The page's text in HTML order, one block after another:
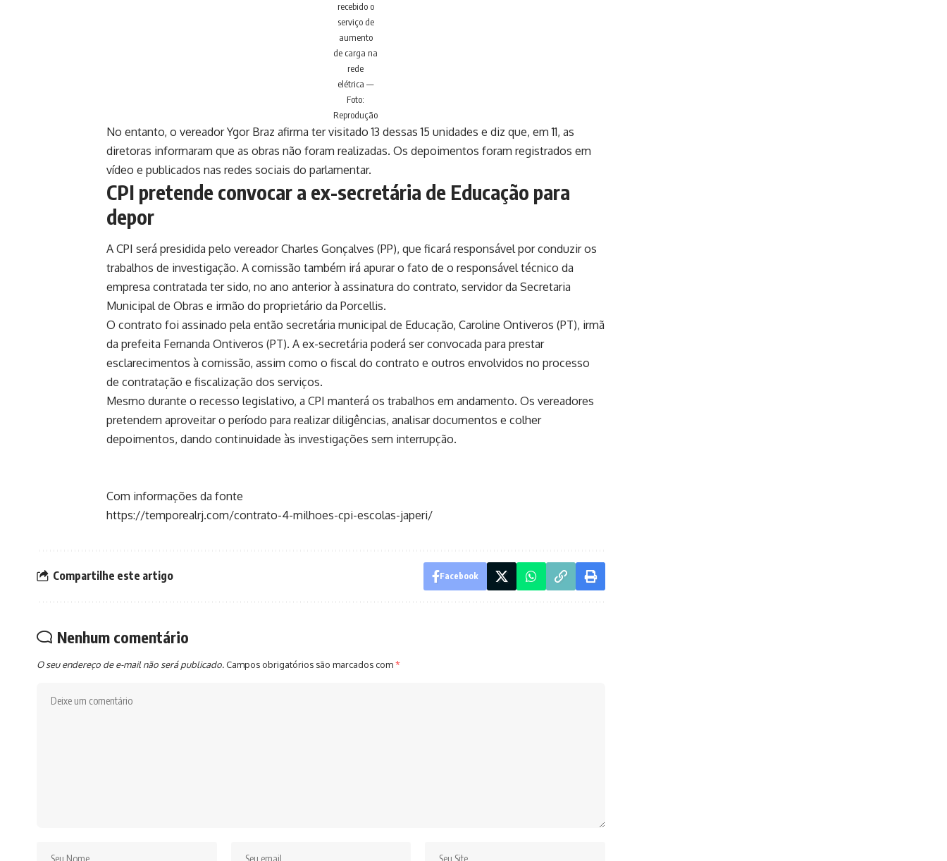
recebido o
serviço de
aumento
de carga na
rede
elétrica —
Foto:
Reprodução
No entanto, o vereador Ygor Braz afirma ter visitado 13 dessas 15 unidades e diz que, em 11, as
diretoras informaram que as obras não foram realizadas. Os depoimentos foram registrados em
vídeo e publicados nas redes sociais do parlamentar.
CPI pretende convocar a ex-secretária de Educação para
depor
A CPI será presidida pelo vereador Charles Gonçalves (PP), que ficará responsável por conduzir os
trabalhos de investigação. A comissão também irá apurar o fato de o responsável técnico da
empresa contratada ter sido, no ano anterior à assinatura do contrato, servidor da Secretaria
Municipal de Obras e irmão do proprietário da Porcellis.
O contrato foi assinado pela então secretária municipal de Educação, Caroline Ontiveros (PT), irmã
da prefeita Fernanda Ontiveros (PT). A ex-secretária poderá ser convocada para prestar
esclarecimentos à comissão, assim como o fiscal do contrato e outros envolvidos no processo
de contratação e fiscalização dos serviços.
Mesmo durante o recesso legislativo, a CPI manterá os trabalhos em andamento. Os vereadores
pretendem aproveitar o período para realizar diligências, analisar documentos e colher
depoimentos, dando continuidade às investigações sem interrupção.
Com informações da fonte
https://temporealrj.com/contrato-4-milhoes-cpi-escolas-japeri/
Compartilhe este artigo Facebook
Nenhum comentário
O seu endereço de e-mail não será publicado. Campos obrigatórios são marcados com*